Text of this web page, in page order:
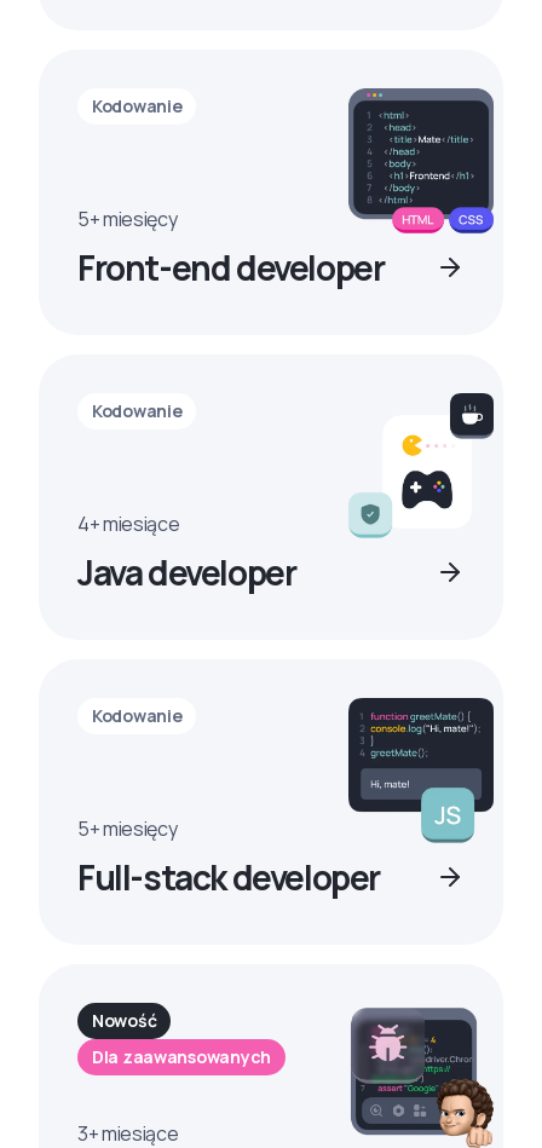
Kodowanie
5+ miesięcy
Front-end developer
Kodowanie
4+ miesiące
Java developer
Kodowanie
5+ miesięcy
Full-stack developer
Nowość
Dla zaawansowanych
3+ miesiące